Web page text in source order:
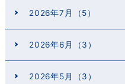
2026年7月（5）
2026年6月（3）
2026年5月（3）